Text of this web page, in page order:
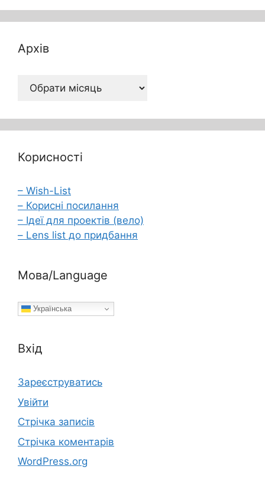
Архів
Архів
Корисності
– Wish-List
– Корисні посилання
– Ідеї для проектів (вело)
– Lens list до придбання
Мова/Language
Українська
Вхід
Зареєструватись
Увійти
Стрічка записів
Стрічка коментарів
WordPress.org